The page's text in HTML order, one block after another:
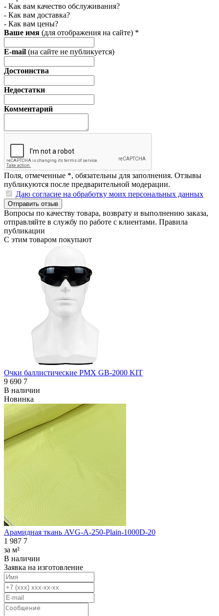
- Как вам качество обслуживания?
- Как вам доставка?
- Как вам цены?
Ваше имя (для отображения на сайте) *
E-mail (на сайте не публикуется)
Достоинства
Недостатки
Комментарий
Поля, отмеченные *, обязательны для заполнения. Отзывы
публикуются после предварительной модерации.
Даю согласие на обработку моих персональных данных
Отправить отзыв
Вопросы по качеству товара, возврату и выполнению заказа,
отправляйте в службу по работе с клиентами. Правила
публикации
С этим товаром покупают
Очки баллистические PMX GB-2000 KIT
9 690 7
В наличии
Новинка
Арамидная ткань AVG-A-250-Plain-1000D-20
1 987 7
за м²
В наличии
Заявка на изготовление